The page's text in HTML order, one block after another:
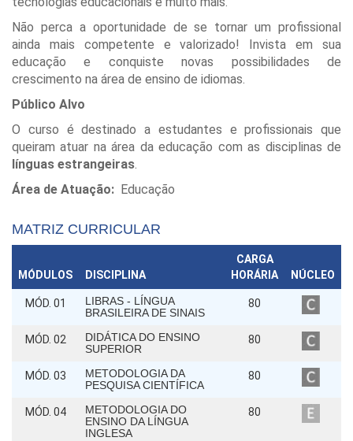
Não perca a oportunidade de se tornar um profissional
ainda mais competente e valorizado! Invista em sua
educação e conquiste novas possibilidades de
crescimento na área de ensino de idiomas.
Público Alvo
O curso é destinado a estudantes e profissionais que
queiram atuar na área da educação com as disciplinas de
línguas estrangeiras.
Área de Atuação: Educação
MATRIZ CURRICULAR
MÓDULOS DISCIPLINA
CARGA
HORÁRIA
NÚCLEO
MÓD. 01
LIBRAS - LÍNGUA
BRASILEIRA DE SINAIS
80
MÓD. 02
DIDÁTICA DO ENSINO
SUPERIOR
80
MÓD. 03
METODOLOGIA DA
PESQUISA CIENTÍFICA
80
MÓD. 04
METODOLOGIA DO
ENSINO DA LÍNGUA
INGLESA
80